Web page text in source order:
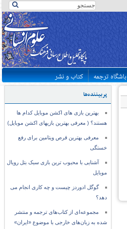
باشگاه ترجمه کتاب و نشر
پربیننده‌ها
بهترین بازی های اکشن موبایل کدام ها
هستند؟ ( معرفی بهترین بازیهای اکشن موبایل)
معرفی بهترین قرص ویتامین برای رفع
خستگی
آشنایی با محبوب ترین بازی سبک بتل رویال
موبایل
گوگل ادوردز چیست و چه کاری انجام می
دهد؟
مجموعه‌ای از کتاب‌های ترجمه و منتشر
شده به زبان‌های خارجی با موضوع «ایران»